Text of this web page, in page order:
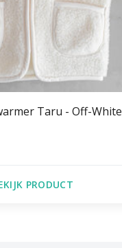
Taru - Off-White
PRODUCT